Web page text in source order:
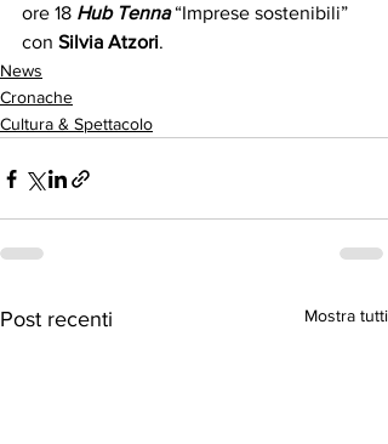
ore 18 Hub Tenna “Imprese sostenibili”
con Silvia Atzori.
News
Cronache
Cultura & Spettacolo
Post recenti Mostra tutti